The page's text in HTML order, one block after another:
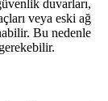
duvarları,
veya eski ağ
Bu nedenle